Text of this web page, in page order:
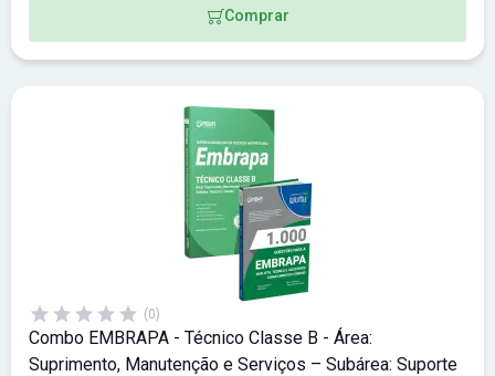
Comprar
(0)
Combo EMBRAPA - Técnico Classe B - Área:
Suprimento, Manutenção e Serviços – Subárea: Suporte